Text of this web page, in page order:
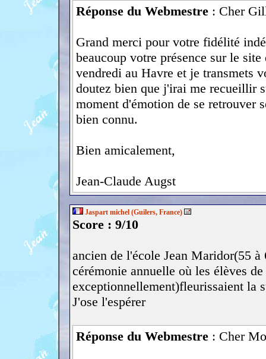
Réponse du Webmestre : Cher
Grand merci pour votre fidélité
beaucoup votre présence sur le
vendredi au Havre et je transmets
doutez bien que j'irai me recueillir
moment d'émotion de se retrouver
bien connu.
Bien amicalement,
Jean-Claude Augst
Jaspart michel (Guilers, France)
Score : 9/10
ancien de l'école Jean Maridor(55
cérémonie annuelle où les élèves
exceptionnellement)fleurissaient la
J'ose l'espérer
Réponse du Webmestre : Cher